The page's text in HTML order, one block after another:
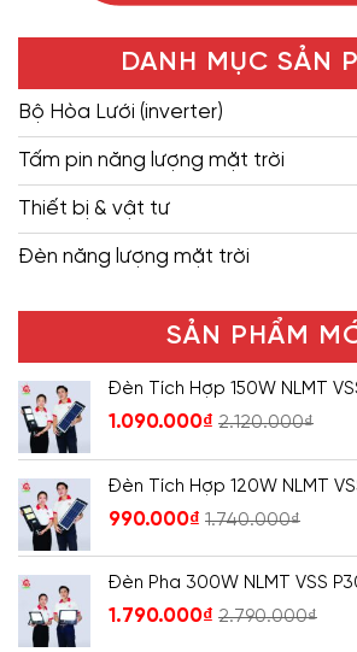
DANH MỤC SẢN
Bộ Hòa Lưới (inverter)
Tấm pin năng lượng mặt trời
Thiết bị & vật tư
Đèn năng lượng mặt trời
SẢN PHẨM
Đèn Tích Hợp 150W NLMT
1.090.000₫ 2.120.000₫
Đèn Tích Hợp 120W NLMT
990.000₫ 1.740.000₫
Đèn Pha 300W NLMT VSS
1.790.000₫ 2.790.000₫